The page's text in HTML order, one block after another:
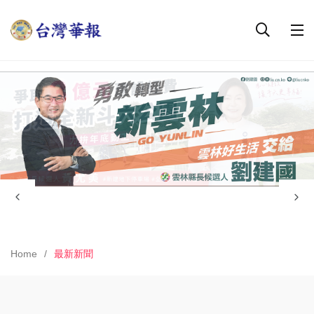
Home 最新新聞